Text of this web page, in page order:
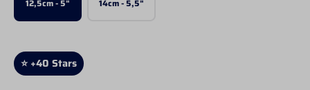
12,5cm - 5" 14cm - 5,5"
⭐ +40 Stars